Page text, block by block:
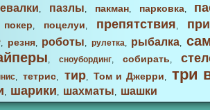
, пазлы, пакман, парковка,
покер, поцелуи, препятствия,
, резня, роботы, рулетка, рыбалка,
, сноубординг, собирать,
,тетрис, тир,Том и Джерри, три
, шарики, шахматы, шашки